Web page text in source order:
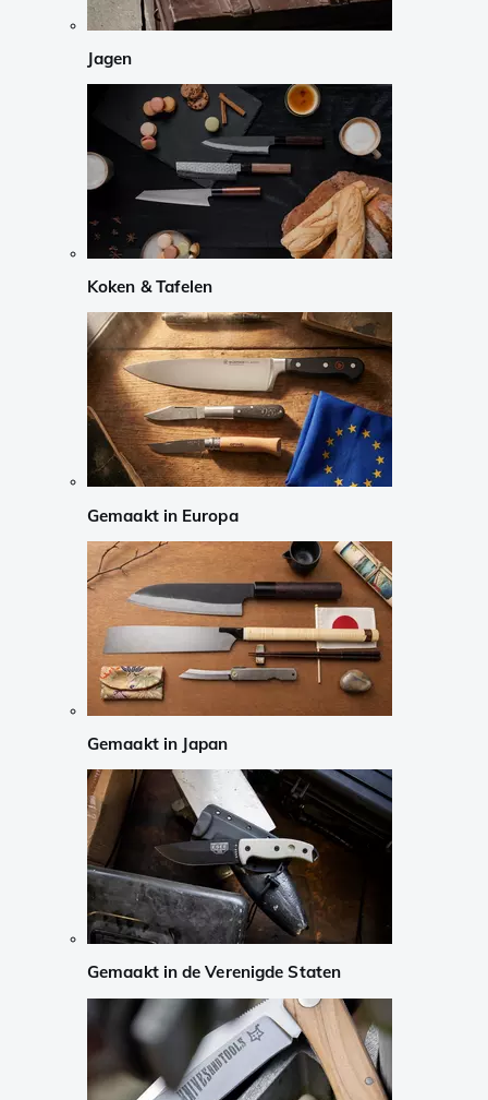
Jagen
Koken & Tafelen
Gemaakt in Europa
Gemaakt in Japan
Gemaakt in de Verenigde Staten